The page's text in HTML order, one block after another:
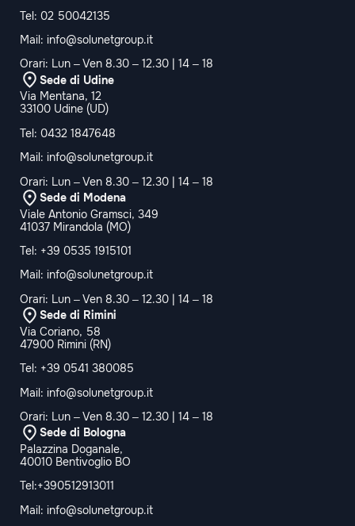
Tel: 02 50042135
Mail: info@solunetgroup.it
Orari: Lun – Ven 8.30 – 12.30 | 14 – 18
Sede di Udine
Via Mentana, 12
33100 Udine (UD)
Tel: 0432 1847648
Mail: info@solunetgroup.it
Orari: Lun – Ven 8.30 – 12.30 | 14 – 18
Sede di Modena
Viale Antonio Gramsci, 349
41037 Mirandola (MO)
Tel: +39 0535 1915101
Mail: info@solunetgroup.it
Orari: Lun – Ven 8.30 – 12.30 | 14 – 18
Sede di Rimini
Via Coriano, 58
47900 Rimini (RN)
Tel: +39 0541 380085
Mail: info@solunetgroup.it
Orari: Lun – Ven 8.30 – 12.30 | 14 – 18
Sede di Bologna
Palazzina Doganale,
40010 Bentivoglio BO
Tel:+390512913011
Mail: info@solunetgroup.it